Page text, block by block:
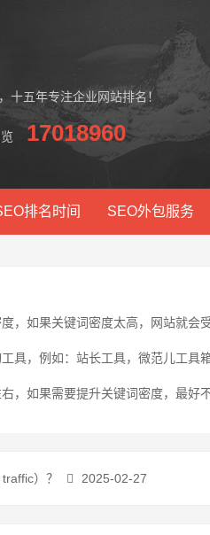
十五年专注企业网站排名！
17018960
排名时间 SEO外包服务
，如果关键词密度太高，网站就会
具，例如：站长工具，微范儿工具
，如果需要提升关键词密度，最好
）？ 2025-02-27